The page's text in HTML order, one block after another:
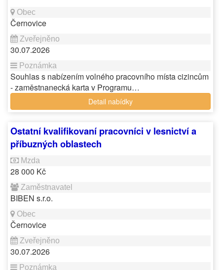
Černovice
30.07.2026
Souhlas s nabízením volného pracovního místa cizincům
- zaměstnanecká karta v Programu…
Detail nabídky
Ostatní kvalifikovaní pracovníci v lesnictví a
příbuzných oblastech
28 000 Kč
BIBEN s.r.o.
Černovice
30.07.2026